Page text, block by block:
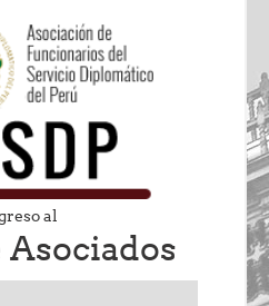
al
Asociados